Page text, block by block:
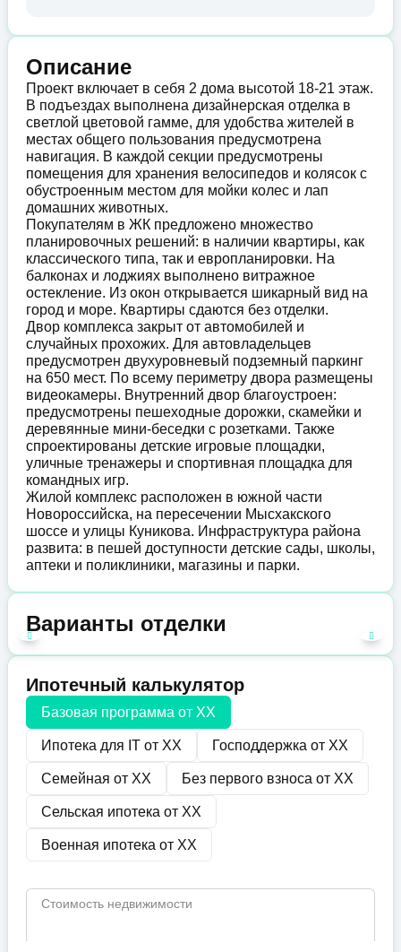
Описание
Проект включает в себя 2 дома высотой 18-21 этаж.
В подъездах выполнена дизайнерская отделка в
светлой цветовой гамме, для удобства жителей в
местах общего пользования предусмотрена
навигация. В каждой секции предусмотрены
помещения для хранения велосипедов и колясок с
обустроенным местом для мойки колес и лап
домашних животных.
Покупателям в ЖК предложено множество
планировочных решений: в наличии квартиры, как
классического типа, так и европланировки. На
балконах и лоджиях выполнено витражное
остекление. Из окон открывается шикарный вид на
город и море. Квартиры сдаются без отделки.
Двор комплекса закрыт от автомобилей и
случайных прохожих. Для автовладельцев
предусмотрен двухуровневый подземный паркинг
на 650 мест. По всему периметру двора размещены
видеокамеры. Внутренний двор благоустроен:
предусмотрены пешеходные дорожки, скамейки и
деревянные мини-беседки с розетками. Также
спроектированы детские игровые площадки,
уличные тренажеры и спортивная площадка для
командных игр.
Жилой комплекс расположен в южной части
Новороссийска, на пересечении Мысхакского
шоссе и улицы Куникова. Инфраструктура района
развита: в пешей доступности детские сады, школы,
аптеки и поликлиники, магазины и парки.
Варианты отделки
Ипотечный калькулятор
Базовая программа от XX
Ипотека для IT от XX Господдержка от XX
Семейная от XX Без первого взноса от XX
Сельская ипотека от XX
Военная ипотека от XX
Стоимость недвижимости